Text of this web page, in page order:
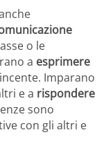
o le
a esprimere
Imparano
e a rispondere
sono
con gli altri e